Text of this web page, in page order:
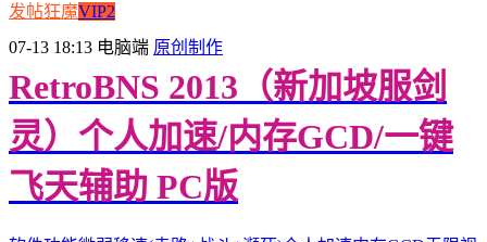
发帖狂魔VIP2
07-13 18:13 电脑端 原创制作
RetroBNS 2013（新加坡服剑
灵）个人加速/内存GCD/一键
飞天辅助 PC版